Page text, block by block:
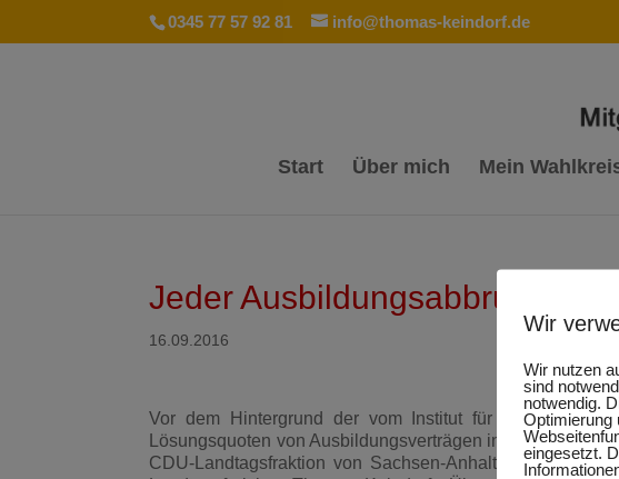
0345 77 57 92 81 info@thomas-keindorf.de
Start Über mich Mein
Jeder Ausbildungsabbruch ist
16.09.2016
Vor dem Hintergrund der vom Institut für
Lösungsquoten von Ausbildungsverträgen in Sachsen-
CDU-Landtagsfraktion von Sachsen-Anhalt, Angela
Wir
Wir nutzen
sind
notwendig.
Optimierung
eingesetzt.